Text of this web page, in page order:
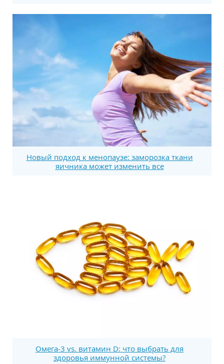
Новый подход к менопаузе: заморозка ткани
яичника может изменить все
Омега-3 vs. витамин D: что выбрать для
здоровья иммунной системы?